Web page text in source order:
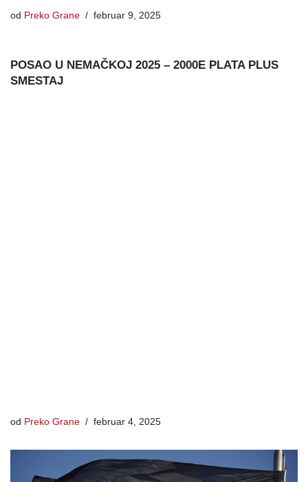
od Preko Grane februar 9, 2025
POSAO U NEMAČKOJ 2025 – 2000E PLATA PLUS
SMESTAJ
od Preko Grane februar 4, 2025